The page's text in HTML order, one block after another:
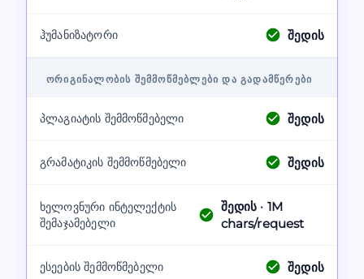
ჰუმანიზატორი შედის
ᲝᲠᲘᲒᲘᲜᲐᲚᲝᲑᲘᲡ ᲨᲔᲛᲛᲝᲬᲛᲔᲑᲚᲔᲑᲘ ᲓᲐ ᲒᲐᲓᲐᲛᲬᲔᲠᲔᲑᲘ
პლაგიატის შემმოწმებელი შედის
გრამატიკის შემმოწმებელი შედის
ხელოვნური ინტელექტის
შემაჯამებელი
შედის · 1M
chars/request
ესეების შემმოწმებელი შედის